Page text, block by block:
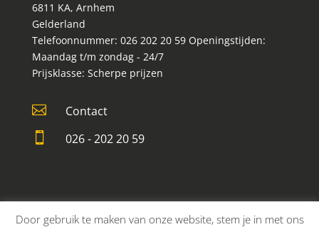
6811 KA, Arnhem
Gelderland
Telefoonnummer: 026 202 20 59Openingstijden:
Maandag t/m zondag - 24/7
Prijsklasse: Scherpe prijzen
 Contact
 026 - 202 20 59
Door gebruik te maken van onze website, stem je in met ons